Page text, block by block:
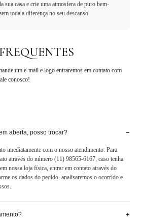
sua casa e crie uma atmosfera de puro bem-
toda a diferença no seu descanso.
um e-mail e logo entraremos em contato com
conosco!
aberta, posso trocar? −
imediatamente com o nosso atendimento. Para
através do número (11) 98565-6167, caso tenha
nossa loja física, entrar em contato através do
os dados do pedido, analisaremos o ocorrido e
+